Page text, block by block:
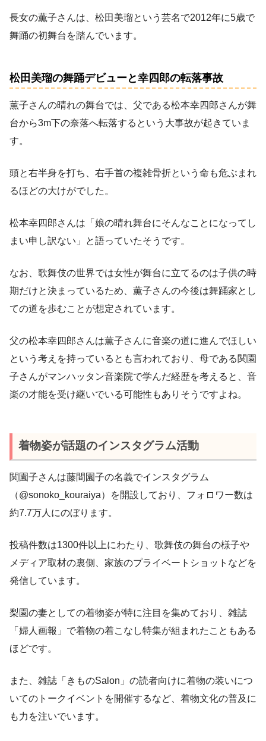
長女の薫子さんは、松田美瑠という芸名で2012年に5歳で
舞踊の初舞台を踏んでいます。
松田美瑠の舞踊デビューと幸四郎の転落事故
薫子さんの晴れの舞台では、父である松本幸四郎さんが舞
台から3m下の奈落へ転落するという大事故が起きていま
す。
頭と右半身を打ち、右手首の複雑骨折という命も危ぶまれ
るほどの大けがでした。
松本幸四郎さんは「娘の晴れ舞台にそんなことになってし
まい申し訳ない」と語っていたそうです。
なお、歌舞伎の世界では女性が舞台に立てるのは子供の時
期だけと決まっているため、薫子さんの今後は舞踊家とし
ての道を歩むことが想定されています。
父の松本幸四郎さんは薫子さんに音楽の道に進んでほしい
という考えを持っているとも言われており、母である関園
子さんがマンハッタン音楽院で学んだ経歴を考えると、音
楽の才能を受け継いでいる可能性もありそうですよね。
着物姿が話題のインスタグラム活動
関園子さんは藤間園子の名義でインスタグラム
（@sonoko_kouraiya）を開設しており、フォロワー数は
約7.7万人にのぼります。
投稿件数は1300件以上にわたり、歌舞伎の舞台の様子や
メディア取材の裏側、家族のプライベートショットなどを
発信しています。
梨園の妻としての着物姿が特に注目を集めており、雑誌
「婦人画報」で着物の着こなし特集が組まれたこともある
ほどです。
また、雑誌「きものSalon」の読者向けに着物の装いにつ
いてのトークイベントを開催するなど、着物文化の普及に
も力を注いでいます。